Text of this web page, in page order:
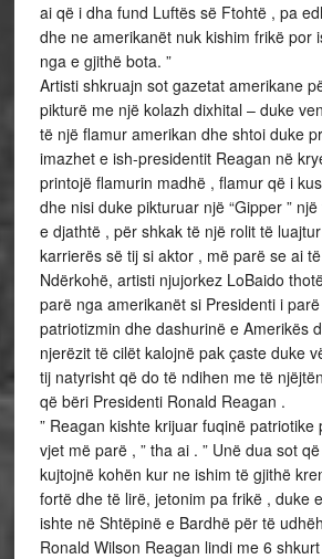
ai që i dha fund Luftës së Ftohtë , pa
dhe ne amerikanët nuk kishim frikë por
nga e gjithë bota. ”
Artisti shkruajn sot gazetat amerikane
pikturë me një kolazh dixhital – duke
të një flamur amerikan dhe shtoi duke
imazhet e ish-presidentit Reagan në
printojë flamurin madhë , flamur që i
dhe nisi duke pikturuar një “Gipper ”
e djathtë , për shkak të një rolit të
karrierës së tij si aktor , më parë se ai
Ndërkohë, artisti njujorkez LoBaido
parë nga amerikanët si Presidenti i
patriotizmin dhe dashurinë e Amerikës
njerëzit të cilët kalojnë pak çaste duke
tij natyrisht që do të ndihen me të
që bëri Presidenti Ronald Reagan .
” Reagan kishte krijuar fuqinë patriotike
vjet më parë , ” tha ai . ” Unë dua sot
kujtojnë kohën kur ne ishim të gjithë
fortë dhe të lirë, jetonim pa frikë , duke
ishte në Shtëpinë e Bardhë për të
Ronald Wilson Reagan lindi me 6